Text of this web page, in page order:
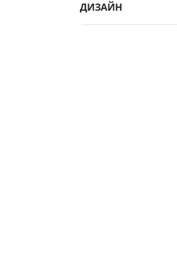
ДИЗАЙН